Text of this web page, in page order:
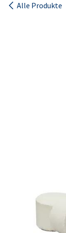
Alle Produkte